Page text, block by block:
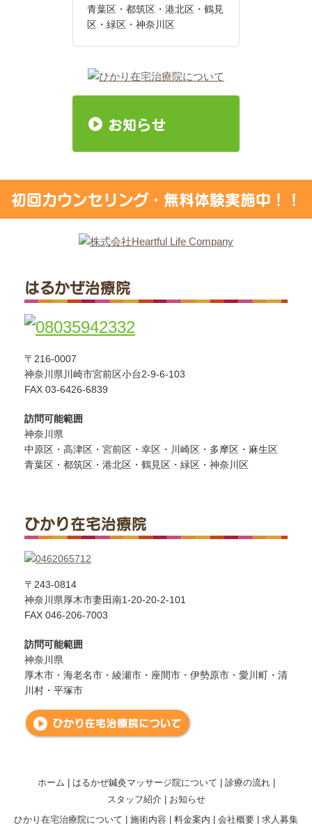
青葉区・都筑区・港北区・鶴見
区・緑区・神奈川区
初回カウンセリング・無料体験実施中！！
はるかぜ治療院
〒216-0007
神奈川県川崎市宮前区小台2-9-6-103
FAX 03-6426-6839
訪問可能範囲
神奈川県
中原区・高津区・宮前区・幸区・川崎区・多摩区・麻生区
青葉区・都筑区・港北区・鶴見区・緑区・神奈川区
ひかり在宅治療院
〒243-0814
神奈川県厚木市妻田南1-20-20-2-101
FAX 046-206-7003
訪問可能範囲
神奈川県
厚木市・海老名市・綾瀬市・座間市・伊勢原市・愛川町・清
川村・平塚市
ホーム はるかぜ鍼灸マッサージ院について
診療の流れ
スタッフ紹介
お知らせ
ひかり在宅治療院について
施術内容 料金案内 会社概要 求人募集